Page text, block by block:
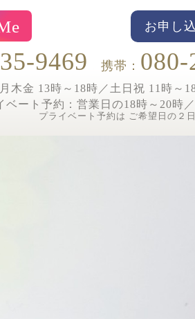
お申し
9469 携帯： 080-
木金 13時～18時／土日祝 11時～
ベート予約： 営業日の18時～20時
プライベート予約は ご希望日の２